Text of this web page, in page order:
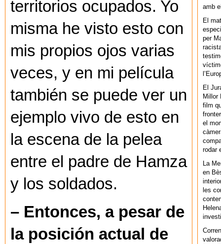
territorios ocupados. Yo
misma he visto esto con
mis propios ojos varias
veces, y en mi película
también se puede ver un
ejemplo vivo de esto en
la escena de la pelea
entre el padre de Hamza
y los soldados.
– Entonces, a pesar de
la posición actual de
amb
El
per
El
Millor
film
el
rodar
La
en
les